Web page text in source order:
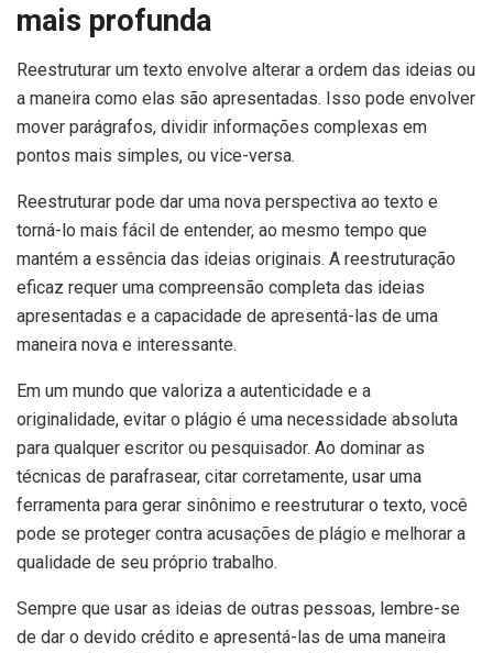
mais profunda
Reestruturar um texto envolve alterar a ordem das ideias ou
a maneira como elas são apresentadas. Isso pode envolver
mover parágrafos, dividir informações complexas em
pontos mais simples, ou vice-versa.
Reestruturar pode dar uma nova perspectiva ao texto e
torná-lo mais fácil de entender, ao mesmo tempo que
mantém a essência das ideias originais. A reestruturação
eficaz requer uma compreensão completa das ideias
apresentadas e a capacidade de apresentá-las de uma
maneira nova e interessante.
Em um mundo que valoriza a autenticidade e a
originalidade, evitar o plágio é uma necessidade absoluta
para qualquer escritor ou pesquisador. Ao dominar as
técnicas de parafrasear, citar corretamente, usar uma
ferramenta para gerar sinônimo e reestruturar o texto, você
pode se proteger contra acusações de plágio e melhorar a
qualidade de seu próprio trabalho.
Sempre que usar as ideias de outras pessoas, lembre-se
de dar o devido crédito e apresentá-las de uma maneira